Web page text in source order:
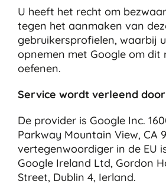
U heeft het recht om
tegen het aanmaken van
gebruikersprofielen, waarbij
opnemen met Google om dit
oefenen.
Service wordt verleend
De provider is Google Inc.
Parkway Mountain View, CA
vertegenwoordiger in de EU
Google Ireland Ltd, Gordon
Street, Dublin 4, Ierland.